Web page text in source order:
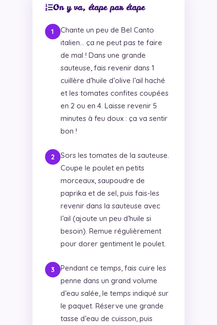
On y va, étape par étape
Chante un peu de Bel Canto
italien… ça ne peut pas te faire
de mal ! Dans une grande
sauteuse, fais revenir dans 1
cuillère d’huile d’olive l’ail haché
et les tomates confites coupées
en 2 ou en 4. Laisse revenir 5
minutes à feu doux : ça va sentir
bon !
Sors les tomates de la sauteuse.
Coupe le poulet en petits
morceaux, saupoudre de
paprika et de sel, puis fais-les
revenir dans la sauteuse avec
l’ail (ajoute un peu d’huile si
besoin). Remue régulièrement
pour dorer gentiment le poulet.
Pendant ce temps, fais cuire les
penne dans un grand volume
d’eau salée, le temps indiqué sur
le paquet. Réserve une grande
tasse d’eau de cuisson, puis